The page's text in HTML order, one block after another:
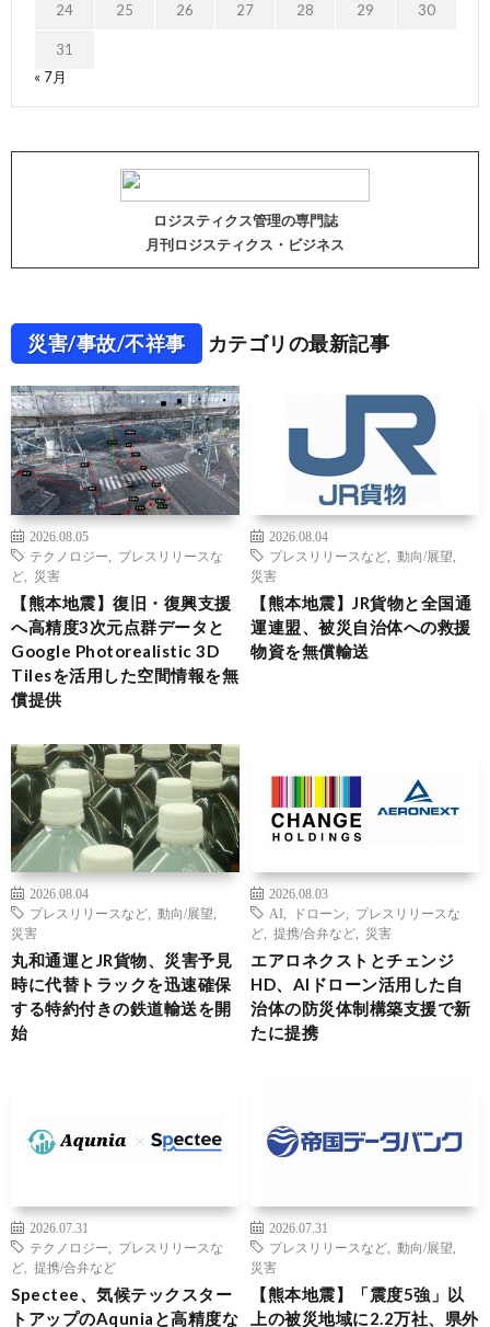
24 25 26 27 28 29 30
31
« 7月
ロジスティクス管理の専門誌
月刊ロジスティクス・ビジネス
災害/事故/不祥事 カテゴリの最新記事
2026.08.05
テクノロジー
プレスリリースな
ど
災害
【熊本地震】復旧・復興支援
へ高精度3次元点群データと
Google Photorealistic 3D
Tilesを活用した空間情報を無
償提供
2026.08.04
プレスリリースなど
動向/展望
災害
【熊本地震】JR貨物と全国通
運連盟、被災自治体への救援
物資を無償輸送
2026.08.04
プレスリリースなど
動向/展望
災害
丸和通運とJR貨物、災害予見
時に代替トラックを迅速確保
する特約付きの鉄道輸送を開
始
2026.08.03
AI
ドローン
プレスリリースな
ど
提携/合弁など 災害
エアロネクストとチェンジ
HD、AIドローン活用した自
治体の防災体制構築支援で新
たに提携
2026.07.31
テクノロジー
プレスリリースな
ど
提携/合弁など
Spectee、気候テックスター
トアップのAquniaと高精度な
2026.07.31
プレスリリースなど
動向/展望
災害
【熊本地震】「震度5強」以
上の被災地域に2.2万社、県外